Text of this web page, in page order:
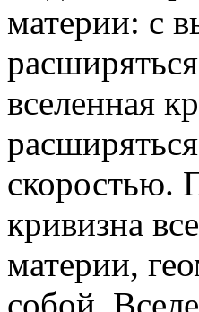
материи: с
вселенная
скоростью.
кривизна
материи,
собой.